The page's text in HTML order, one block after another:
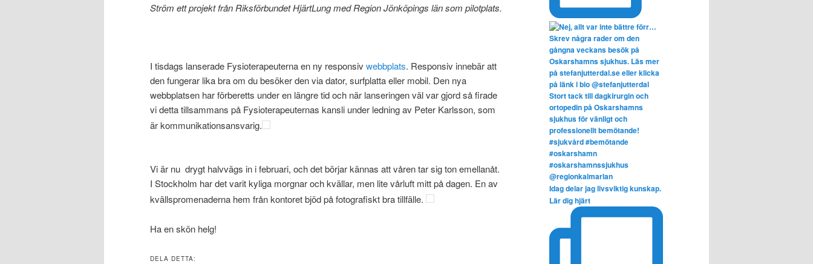
Ström ett projekt från Riksförbundet HjärtLung med Region Jönköpings län som pilotplats.
I tisdags lanserade Fysioterapeuterna en ny responsiv webbplats. Responsiv innebär att
den fungerar lika bra om du besöker den via dator, surfplatta eller mobil. Den nya
webbplatsen har förberetts under en längre tid och när lanseringen väl var gjord så firade
vi detta tillsammans på Fysioterapeuternas kansli under ledning av Peter Karlsson, som
är kommunikationsansvarig.
Vi är nu drygt halvvägs in i februari, och det börjar kännas att våren tar sig ton emellanåt.
I Stockholm har det varit kyliga morgnar och kvällar, men lite vårluft mitt på dagen. En av
kvällspromenaderna hem från kontoret bjöd på fotografiskt bra tillfälle.
Ha en skön helg!
DELA DETTA:
Idag delar jag livsviktig kunskap.
Lär dig hjärt